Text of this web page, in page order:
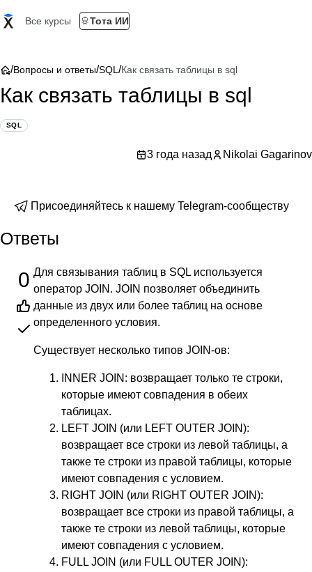
Все курсы Тота ИИ
/Вопросы и ответы/SQL /Как связать таблицы в sql
Как связать таблицы в sql
SQL
3 года назад Nikolai Gagarinov
Присоединяйтесь к нашему Telegram-сообществу
Ответы
0 Для связывания таблиц в SQL используется
оператор JOIN. JOIN позволяет объединить
данные из двух или более таблиц на основе
определенного условия.
Существует несколько типов JOIN-ов:
INNER JOIN: возвращает только те строки,
которые имеют совпадения в обеих
таблицах.
LEFT JOIN (или LEFT OUTER JOIN):
возвращает все строки из левой таблицы, а
также те строки из правой таблицы, которые
имеют совпадения с условием.
RIGHT JOIN (или RIGHT OUTER JOIN):
возвращает все строки из правой таблицы, а
также те строки из левой таблицы, которые
имеют совпадения с условием.
FULL JOIN (или FULL OUTER JOIN):